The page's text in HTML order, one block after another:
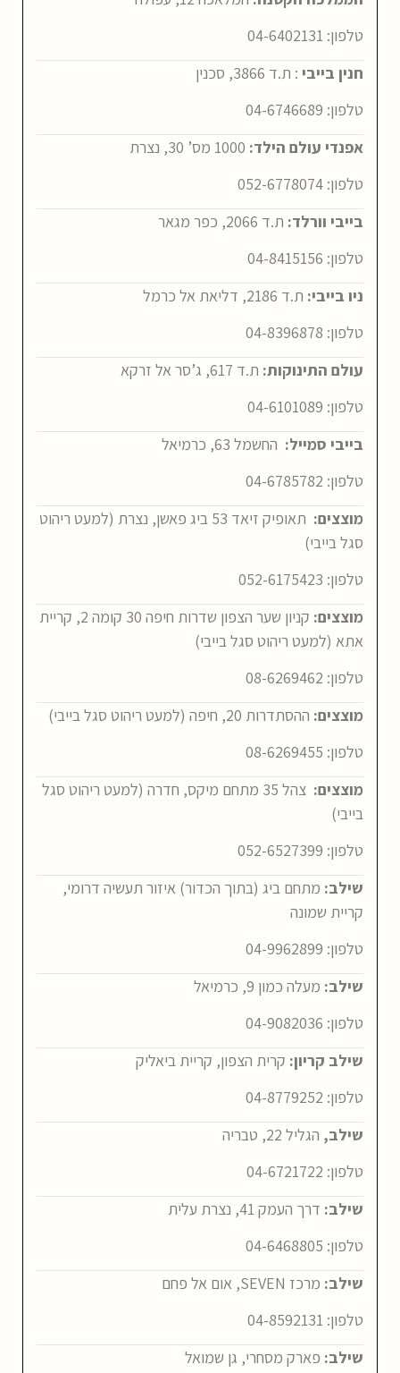
טלפון: 04-6402131
חנין בייבי : ת.ד 3866, סכנין
טלפון: 04-6746689
אפנדי עולם הילד:
טלפון: 052-6778074
בייבי וורלד: ת.ד 2066, כפר מגאר
טלפון: 04-8415156
ניו בייבי: ת.ד 2186, דליאת אל כרמל
טלפון: 04-8396878
עולם התינוקות: ת.ד 617, ג’סר אל זרקא
טלפון: 04-6101089
בייבי סמייל: החשמל 63, כרמיאל
טלפון: 04-6785782
מוצצים:
תאופיק זיאד 53 ביג פאשן, נצרת (למעט ריהוט
סגל בייבי)
טלפון: 052-6175423
מוצצים:
קניון שער הצפון שדרות חיפה 30 קומה 2, קריית
אתא (למעט ריהוט סגל בייבי)
טלפון: 08-6269462
מוצצים: ההסתדרות 20, חיפה (למעט ריהוט סגל בייבי)
טלפון: 08-6269455
מוצצים:
צהל 35 מתחם מיקס, חדרה (למעט ריהוט סגל
בייבי)
טלפון: 052-6527399
שילב: מתחם ביג (בתוך הכדור) איזור תעשיה דרומי,
קריית שמונה
טלפון: 04-9962899
שילב: מעלה כמון 9, כרמיאל
טלפון: 04-9082036
שילב קריון: קרית הצפון, קריית ביאליק
טלפון: 04-8779252
שילב, הגליל 22, טבריה
טלפון: 04-6721722
שילב: דרך העמק 41, נצרת עלית
טלפון: 04-6468805
שילב: מרכז SEVEN, אום אל פחם
טלפון: 04-8592131
שילב: פארק מסחרי, גן שמואל